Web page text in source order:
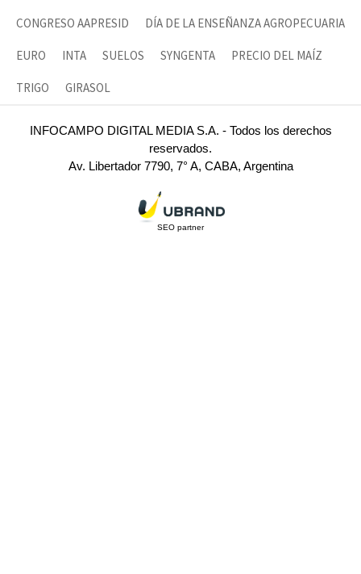
CONGRESO AAPRESID DÍA DE LA ENSEÑANZA AGROPECUARIA
EURO INTA SUELOS SYNGENTA PRECIO DEL MAÍZ
TRIGO GIRASOL
INFOCAMPO DIGITAL MEDIA S.A. - Todos los derechos
reservados.
Av. Libertador 7790, 7° A, CABA, Argentina
SEO partner